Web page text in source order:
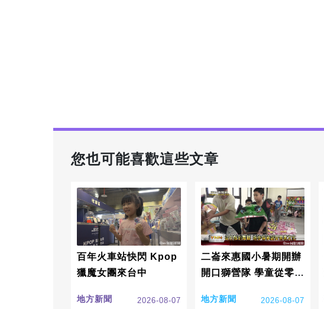
您也可能喜歡這些文章
百年火車站快閃 Kpop
獵魔女團來台中
地方新聞 2026-08-07
二崙來惠國小暑期開辦
開口獅營隊 學童從零扎
地方新聞 2026-08-07